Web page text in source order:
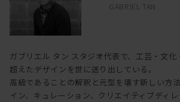
GABRIEL TAN
ガブリエル タン スタジオ代表で、工芸・文化
超えたデザインを世に送り出している。
高級であることの解釈と元型を壊す新しい方
イン、キュレーション、クリエイティブディレ